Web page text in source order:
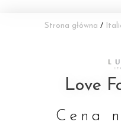
Strona główna /
Love
Cena